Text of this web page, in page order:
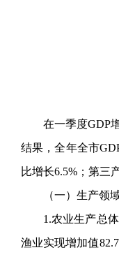
在一季度GDP
结果，全年全市
比增长6.5%；第三
（一）生产领
1.农业生产总
渔业实现增加值